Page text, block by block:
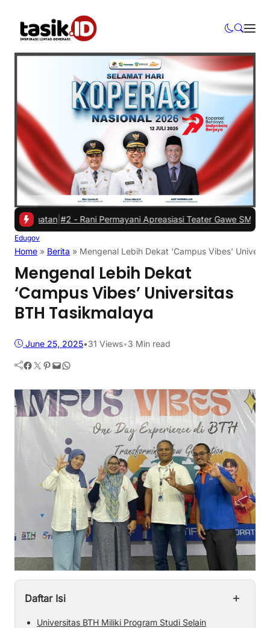
| #2 -Rani Permayani Apreasiasi Teater Gawe SMKN 3
Edugov
Home » Berita » Mengenal Lebih Dekat ‘Campus Vibes’
Mengenal Lebih Dekat
‘Campus Vibes’ Universitas
BTH Tasikmalaya
June 25, 2025•31 Views•3 Min read
Facebook Twitter Pinterest Mail WhatsApp
Daftar Isi +
Universitas BTH Miliki Program Studi Selain